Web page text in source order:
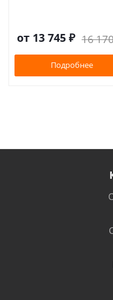
от 13 745 ₽ 16
Подробнее